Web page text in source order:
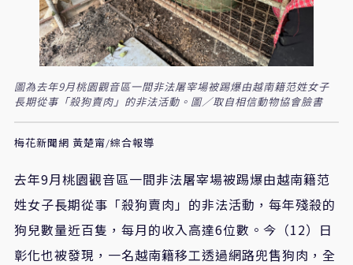
圖為去年9月桃園觀音區一間非法屠宰場被踢爆由越南籍范姓女子
長期從事「殺狗賣肉」的非法活動。圖／取自相信動物協會臉書
梅花新聞網 黃楚甯/綜合報導
去年9月桃園觀音區一間非法屠宰場被踢爆由越南籍范
姓女子長期從事「殺狗賣肉」的非法活動，每年殘殺的
狗兒數量近百隻，每月的收入高達6位數。今（12）日
彰化也被發現，一名越南籍移工透過網路兜售狗肉，全